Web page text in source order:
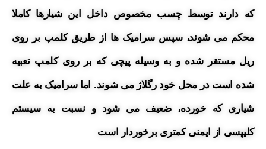
که دارند توسط چسب مخصوص داخل این شیارها کاملا
محکم می شوند، سپس سرامیک ها از طریق کلمپ بر روی
ریل مستقر شده و به وسیله پیچی که بر روی کلمپ تعبیه
شده است در محل خود رگلاژ می شوند. اما سرامیک به علت
شیاری که خورده، ضعیف می شود و نسبت به سیستم
کلیپسی از ایمنی کمتری برخوردار است